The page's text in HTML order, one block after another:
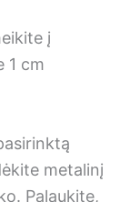
į
1 cm
metalinį
Palaukite,